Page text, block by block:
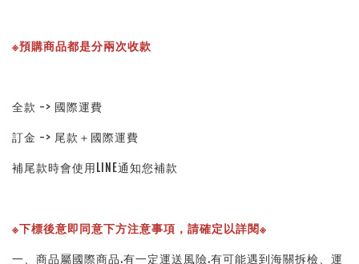
※預購商品都是分兩次收款
全款 -> 國際運費
訂金 -> 尾款＋國際運費
補尾款時會使用LINE通知您補款
※下標後意即同意下方注意事項，請確定以詳閱※
一、商品屬國際商品.有一定運送風險.有可能遇到海關拆檢、運